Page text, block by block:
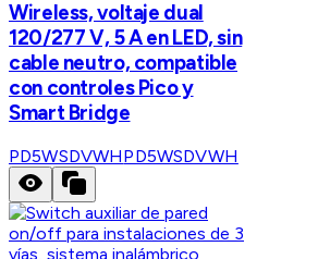
Wireless, voltaje dual
120/277 V, 5 A en LED, sin
cable neutro, compatible
con controles Pico y
Smart Bridge
PD5WSDVWHPD5WSDVWH